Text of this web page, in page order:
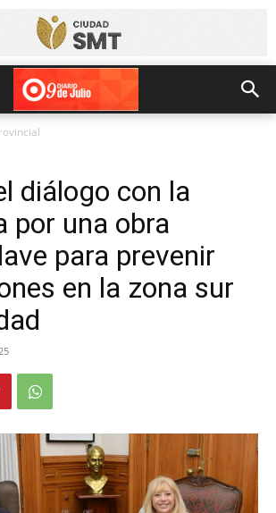
diálogo con la
por una obra
para prevenir
en la zona sur